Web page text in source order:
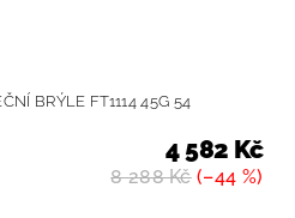
BRÝLE FT1114 45G 54
8 288 Kč(–44 %)
4 582 Kč